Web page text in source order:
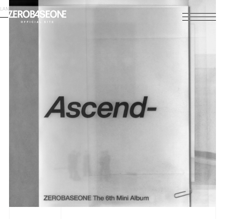
LANGUAGE English
SCHEDULE
PROFILE
VIDEO
ARCHIVES